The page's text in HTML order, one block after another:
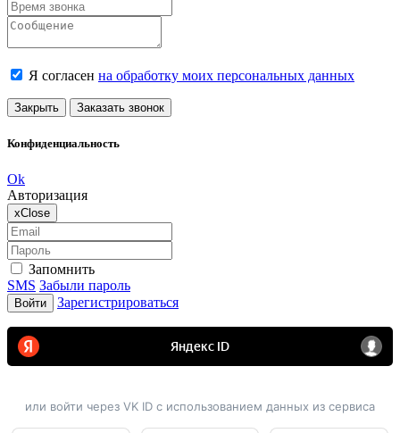
Я согласен на обработку моих персональных данных
Закрыть Заказать звонок
Конфиденциальность
Ok
Авторизация
xClose
Запомнить
SMS Забыли пароль
Войти Зарегистрироваться
или войти через VK ID с использованием данных из сервиса